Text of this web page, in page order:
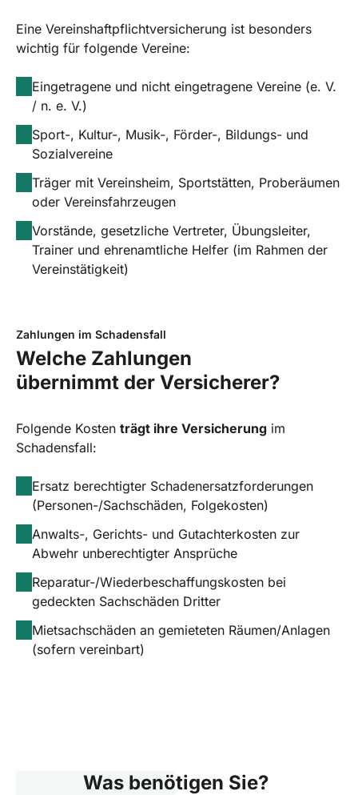
Eine Vereinshaftpflichtversicherung ist besonders
wichtig für folgende Vereine:
Eingetragene und nicht eingetragene Vereine (e. V.
/ n. e. V.)
Sport-, Kultur-, Musik-, Förder-, Bildungs- und
Sozialvereine
Träger mit Vereinsheim, Sportstätten, Proberäumen
oder Vereinsfahrzeugen
Vorstände, gesetzliche Vertreter, Übungsleiter,
Trainer und ehrenamtliche Helfer (im Rahmen der
Vereinstätigkeit)
Zahlungen im Schadensfall
Welche Zahlungen
übernimmt der Versicherer?
Folgende Kosten trägt ihre Versicherung im
Schadensfall:
Ersatz berechtigter Schadenersatzforderungen
(Personen-/Sachschäden, Folgekosten)
Anwalts-, Gerichts- und Gutachterkosten zur
Abwehr unberechtigter Ansprüche
Reparatur-/Wiederbeschaffungskosten bei
gedeckten Sachschäden Dritter
Mietsachschäden an gemieteten Räumen/Anlagen
(sofern vereinbart)
Was benötigen Sie?